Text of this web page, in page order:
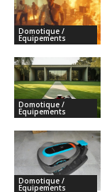
Domotique /
Equipements
Domotique /
Equipements
Domotique /
Equipements